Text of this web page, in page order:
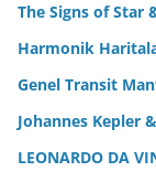
The Signs of Star
Harmonik
Genel Transit
Johannes Kepler
LEONARDO DA